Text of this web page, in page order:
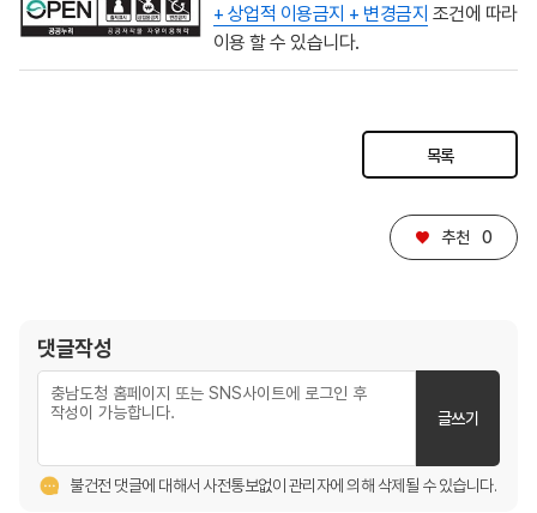
+ 상업적 이용금지 + 변경금지 조건에 따라
이용 할 수 있습니다.
목록
♥ 추천 0
댓글작성
글쓰기
불건전 댓글에 대해서 사전통보없이 관리자에 의해 삭제될 수 있습니다.